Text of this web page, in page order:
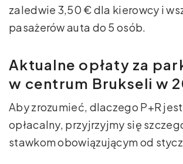
zaledwie 3,50 € dla kierowcy i
pasażerów auta do 5 osób.
Aktualne opłaty za
w centrum Brukseli w
Aby zrozumieć, dlaczego P+R
opłacalny, przyjrzyjmy się
stawkom obowiązującym od